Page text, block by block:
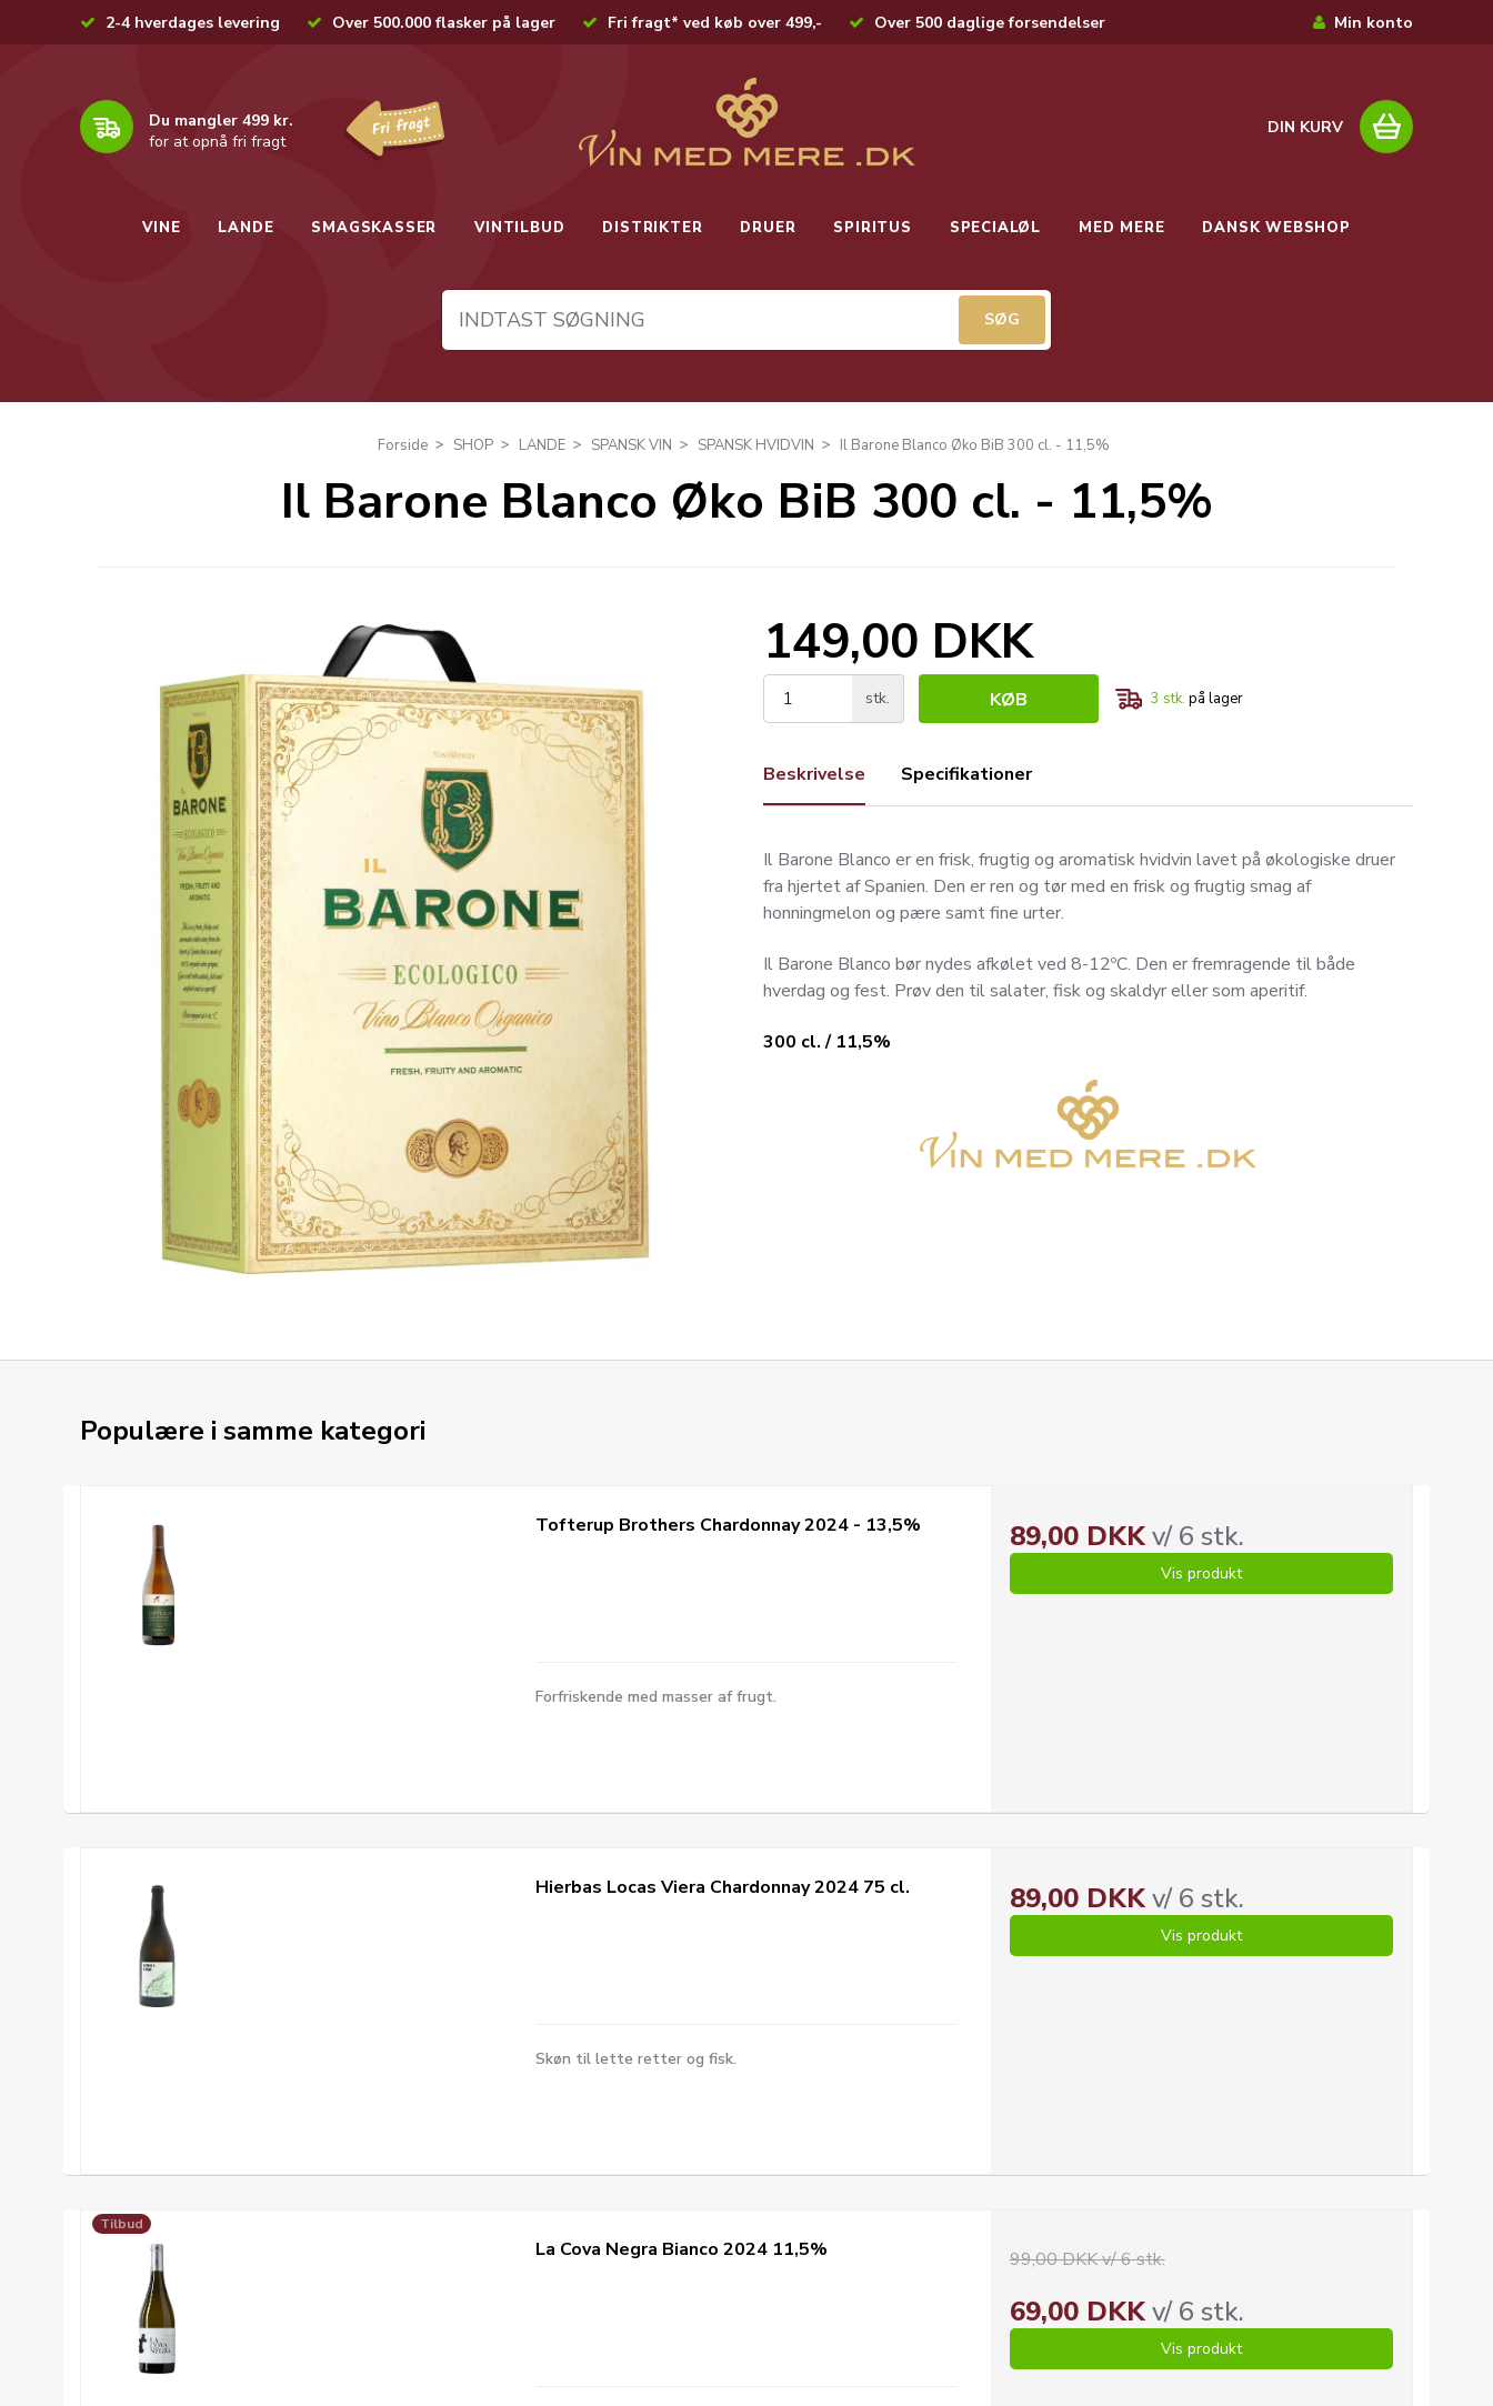
2-4 hverdages levering Over 500.000 flasker på lager Fri fragt* ved køb over 499,- Over 500 daglige forsendelser Min konto
Du mangler 499 kr.
for at opnå fri fragt
DIN KURV
VINE LANDE SMAGSKASSER VINTILBUD DISTRIKTER DRUER SPIRITUS SPECIALØL MED MERE DANSK WEBSHOP
Forside SHOP LANDE SPANSK VIN SPANSK HVIDVIN Il Barone Blanco Øko BiB 300 cl. - 11,5%
Il Barone Blanco Øko BiB 300 cl. - 11,5%
149,00 DKK
stk. KØB 3 stk. på lager
Beskrivelse Specifikationer
Il Barone Blanco er en frisk, frugtig og aromatisk hvidvin lavet på økologiske druer
fra hjertet af Spanien. Den er ren og tør med en frisk og frugtig smag af
honningmelon og pære samt fine urter.
Il Barone Blanco bør nydes afkølet ved 8-12ºC. Den er fremragende til både
hverdag og fest. Prøv den til salater, fisk og skaldyr eller som aperitif.
300 cl. / 11,5%
Populære i samme kategori
Tofterup Brothers Chardonnay 2024 - 13,5%
Forfriskende med masser af frugt.
89,00 DKKv/ 6 stk.
Vis produkt
Hierbas Locas Viera Chardonnay 2024 75 cl.
Skøn til lette retter og fisk.
89,00 DKKv/ 6 stk.
Vis produkt
Tilbud
La Cova Negra Bianco 2024 11,5% 99,00 DKK v/ 6 stk.
69,00 DKKv/ 6 stk.
Vis produkt